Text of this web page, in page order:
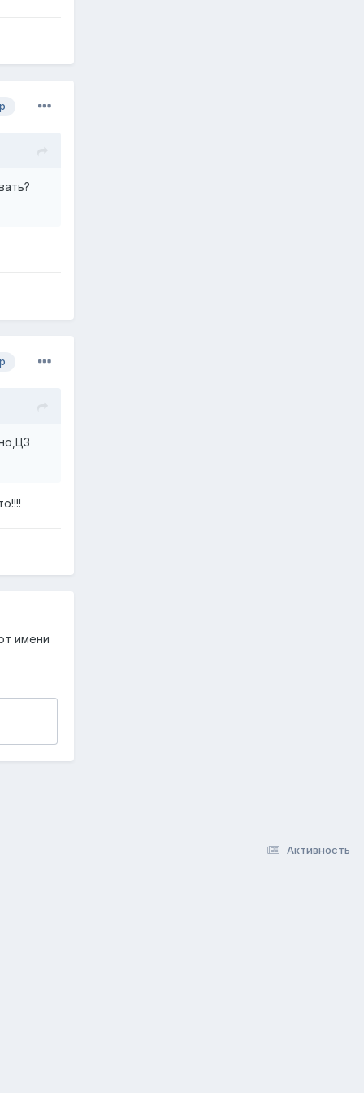
имени
Активность